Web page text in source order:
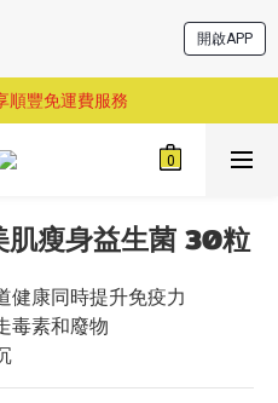
開啟APP
順豐免運費服務
順豐免運費服務
取服務-請先預約
瘦身益生菌 30粒
健康同時提升免疫力
毒素和廢物